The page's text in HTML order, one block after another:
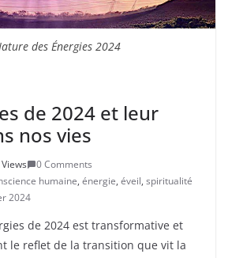
des Énergies 2024
de 2024 et leur
nos vies
0 Comments
humaine, énergie, éveil, spiritualité
2024
de 2024 est transformative et
le reflet de la transition que vit la